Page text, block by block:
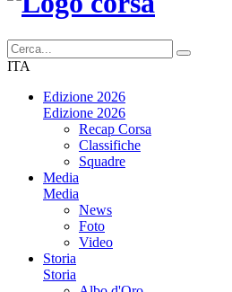
ITA
Edizione 2026
Edizione 2026
Recap Corsa
Classifiche
Squadre
Media
Media
News
Foto
Video
Storia
Storia